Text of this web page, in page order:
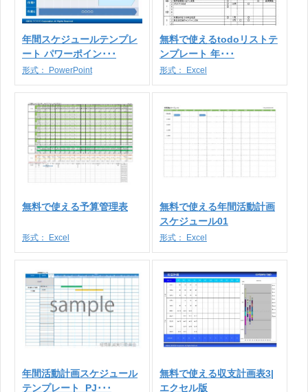
年間スケジュールテンプレ
ート パワーポイン･･･
形式： PowerPoint
無料で使えるtodoリストテ
ンプレート 年･･･
形式： Excel
無料で使える予算管理表
形式： Excel
無料で使える年間活動計画
スケジュール01
形式： Excel
年間活動計画スケジュール
テンプレート_PJ･･･
無料で使える収支計画表3|
エクセル版